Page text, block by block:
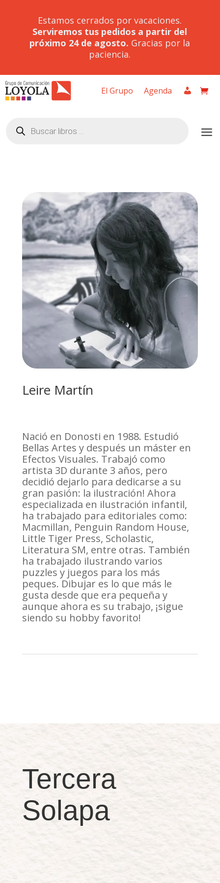
Estamos cerrados por vacaciones.
Serviremos tus pedidos a partir del
próximo 24 de agosto. Gracias por la
paciencia.
El Grupo Agenda
productos
Leire Martín
Nació en Donosti en 1988. Estudió
Bellas Artes y después un máster en
Efectos Visuales. Trabajó como
artista 3D durante 3 años, pero
decidió dejarlo para dedicarse a su
gran pasión: la ilustración! Ahora
especializada en ilustración infantil,
ha trabajado para editoriales como:
Macmillan, Penguin Random House,
Little Tiger Press, Scholastic,
Literatura SM, entre otras. También
ha trabajado ilustrando varios
puzzles y juegos para los más
peques. Dibujar es lo que más le
gusta desde que era pequeña y
aunque ahora es su trabajo, ¡sigue
siendo su hobby favorito!
Tercera
Solapa